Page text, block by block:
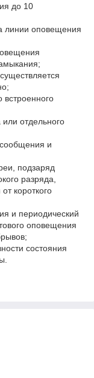
до 10
линии оповещения
отдельного
сообщения и
подзаряд
разряда,
короткого
и периодический
оповещения
состояния